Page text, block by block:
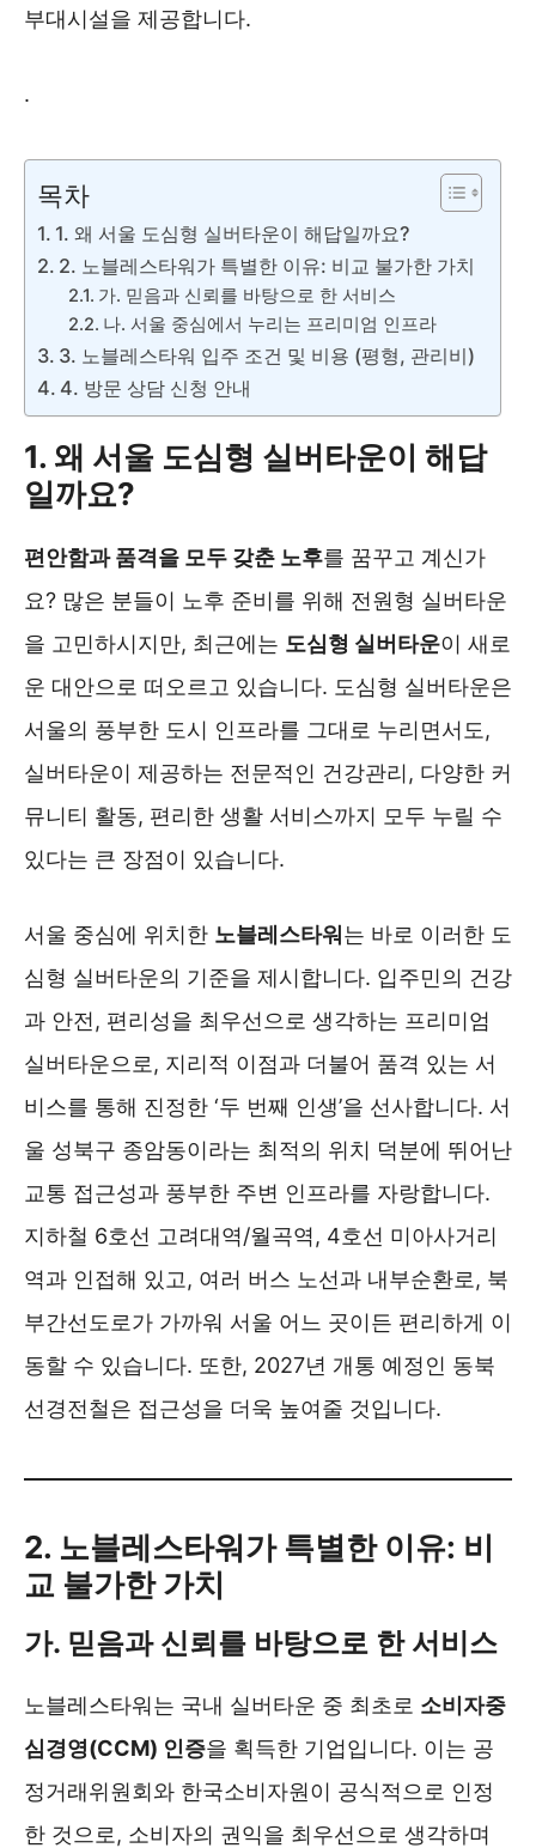
부대시설을 제공합니다.
.
목차
1. 왜 서울 도심형 실버타운이 해답일까요?
2. 노블레스타워가 특별한 이유: 비교 불가한 가치
가. 믿음과 신뢰를 바탕으로 한 서비스
나. 서울 중심에서 누리는 프리미엄 인프라
3. 노블레스타워 입주 조건 및 비용 (평형, 관리비)
4. 방문 상담 신청 안내
1. 왜 서울 도심형 실버타운이 해답
일까요?
편안함과 품격을 모두 갖춘 노후를 꿈꾸고 계신가
요? 많은 분들이 노후 준비를 위해 전원형 실버타운
을 고민하시지만, 최근에는 도심형 실버타운이 새로
운 대안으로 떠오르고 있습니다. 도심형 실버타운은
서울의 풍부한 도시 인프라를 그대로 누리면서도,
실버타운이 제공하는 전문적인 건강관리, 다양한 커
뮤니티 활동, 편리한 생활 서비스까지 모두 누릴 수
있다는 큰 장점이 있습니다.
서울 중심에 위치한 노블레스타워 는 바로 이러한 도
심형 실버타운의 기준을 제시합니다. 입주민의 건강
과 안전, 편리성을 최우선으로 생각하는 프리미엄
실버타운으로, 지리적 이점과 더불어 품격 있는 서
비스를 통해 진정한 ‘두 번째 인생’을 선사합니다. 서
울 성북구 종암동이라는 최적의 위치 덕분에 뛰어난
교통 접근성과 풍부한 주변 인프라를 자랑합니다.
지하철 6호선 고려대역/월곡역, 4호선 미아사거리
역과 인접해 있고, 여러 버스 노선과 내부순환로, 북
부간선도로가 가까워 서울 어느 곳이든 편리하게 이
동할 수 있습니다. 또한, 2027년 개통 예정인 동북
선경전철은 접근성을 더욱 높여줄 것입니다.
2. 노블레스타워가 특별한 이유: 비
교 불가한 가치
가. 믿음과 신뢰를 바탕으로 한 서비스
노블레스타워는 국내 실버타운 중 최초로 소비자중
심경영(CCM) 인증을 획득한 기업입니다. 이는 공
정거래위원회와 한국소비자원이 공식적으로 인정
한 것으로, 소비자의 권익을 최우선으로 생각하며